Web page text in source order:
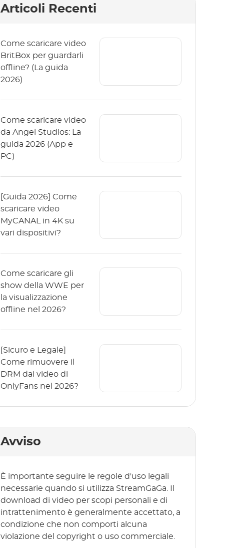
Articoli Recenti
Come scaricare video
BritBox per guardarli
offline? (La guida
2026)
Come scaricare video
da Angel Studios: La
guida 2026 (App e
PC)
[Guida 2026] Come
scaricare video
MyCANAL in 4K su
vari dispositivi?
Come scaricare gli
show della WWE per
la visualizzazione
offline nel 2026?
[Sicuro e Legale]
Come rimuovere il
DRM dai video di
OnlyFans nel 2026?
Avviso
È importante seguire le regole d'uso legali
necessarie quando si utilizza StreamGaGa. Il
download di video per scopi personali e di
intrattenimento è generalmente accettato, a
condizione che non comporti alcuna
violazione del copyright o uso commerciale.